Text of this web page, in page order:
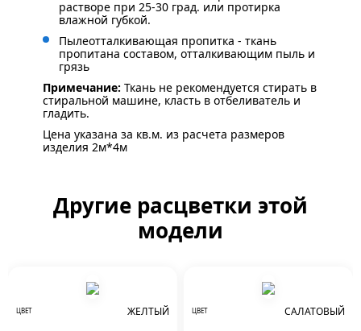
растворе при 25-30 град. или протирка
влажной губкой.
Пылеотталкивающая пропитка - ткань
пропитана составом, отталкивающим пыль и
грязь
Примечание: Ткань не рекомендуется стирать в
стиральной машине, класть в отбеливатель и
гладить.
Цена указана за кв.м. из расчета размеров
изделия 2м*4м
Другие расцветки этой
модели
ЦВЕТ ЖЕЛТЫЙ ЦВЕТ САЛАТОВЫЙ